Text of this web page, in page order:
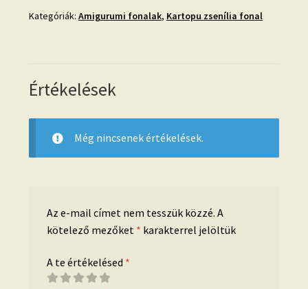
540
Kategóriák: Amigurumi fonalak, Kartopu zsenília fonal
Értékelések
Még nincsenek értékelések.
Az e-mail címet nem tesszük közzé. A
kötelező mezőket * karakterrel jelöltük
A te értékelésed *